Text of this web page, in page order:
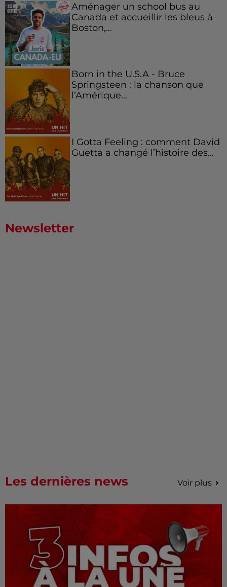
Aménager un school bus au
Canada et accueillir les bleus à
Boston,...
Born in the U.S.A - Bruce
Springsteen : la chanson que
l’Amérique...
I Gotta Feeling : comment David
Guetta a changé l’histoire des...
Newsletter
Les dernières news Voir plus